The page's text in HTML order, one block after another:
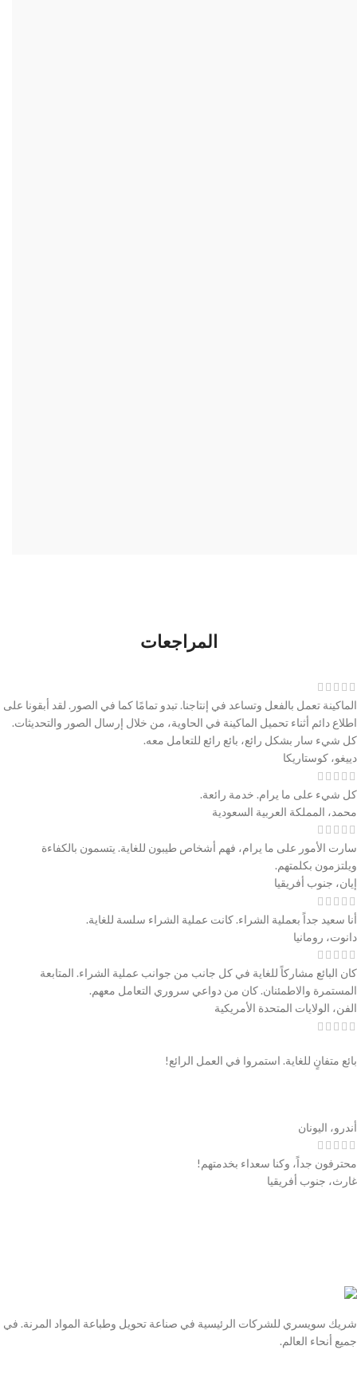
المراجعات
الماكينة تعمل بالفعل وتساعد في إنتاجنا. تبدو تمامًا كما في الصور. لقد أبقونا على
اطلاع دائم أثناء تحميل الماكينة في الحاوية، من خلال إرسال الصور والتحديثات.
كل شيء سار بشكل رائع، بائع رائع للتعامل معه.
دييغو، كوستاريكا
كل شيء على ما يرام. خدمة رائعة.
محمد، المملكة العربية السعودية
سارت الأمور على ما يرام، فهم أشخاص طيبون للغاية. يتسمون بالكفاءة
ويلتزمون بكلمتهم.
إيان، جنوب أفريقيا
أنا سعيد جداً بعملية الشراء. كانت عملية الشراء سلسة للغاية.
دانوت، رومانيا
كان البائع مشاركاً للغاية في كل جانب من جوانب عملية الشراء. المتابعة
المستمرة والاطمئنان. كان من دواعي سروري التعامل معهم.
الفن، الولايات المتحدة الأمريكية
بائع متفانٍ للغاية. استمروا في العمل الرائع!
أندرو، اليونان
محترفون جداً، وكنا سعداء بخدمتهم!
غارث، جنوب أفريقيا
شريك سويسري للشركات الرئيسية في صناعة تحويل وطباعة المواد المرنة. في
جميع أنحاء العالم.